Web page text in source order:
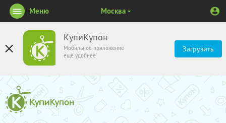
КупиКупон
Мобильное приложение
ещё удобнее
Загрузить
Меню Москва